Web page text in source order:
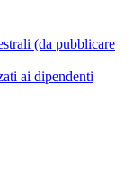
(da pubblicare
ai dipendenti